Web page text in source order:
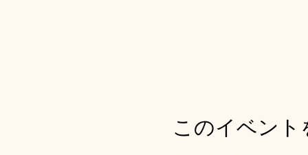
このイベント